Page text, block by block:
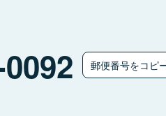
郵便番号をコピ